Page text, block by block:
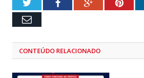
TwitterFacebookGoogle+
Email
CONTEÚDO RELACIONADO